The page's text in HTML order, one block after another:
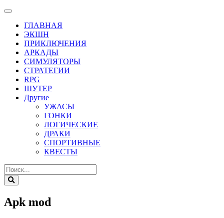
ГЛАВНАЯ
ЭКШН
ПРИКЛЮЧЕНИЯ
АРКАДЫ
СИМУЛЯТОРЫ
СТРАТЕГИИ
RPG
ШУТЕР
Другие
УЖАСЫ
ГОНКИ
ЛОГИЧЕСКИЕ
ДРАКИ
СПОРТИВНЫЕ
КВЕСТЫ
Apk mod